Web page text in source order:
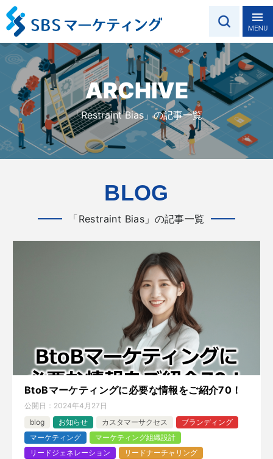
ARCHIVE
「Restraint Bias」の記事一覧
BLOG
「Restraint Bias」の記事一覧
BtoBマーケティングに必要な情報をご紹介70！
公開日： 2024年4月27日
blog
お知らせ カスタマーサクセス
ブランディング
マーケティング
マーケティング組織設計
リードジェネレーション
リードナーチャリング